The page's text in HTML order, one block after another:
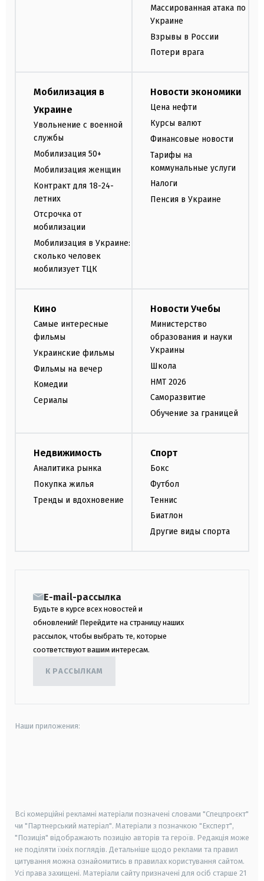
Массированная атака по
Украине
Взрывы в России
Потери врага
Мобилизация в
Украине
Увольнение с военной
службы
Мобилизация 50+
Мобилизация женщин
Контракт для 18-24-
летних
Отсрочка от
мобилизации
Мобилизация в Украине:
сколько человек
мобилизует ТЦК
Новости экономики
Цена нефти
Курсы валют
Финансовые новости
Тарифы на
коммунальные услуги
Налоги
Пенсия в Украине
Кино
Самые интересные
фильмы
Украинские фильмы
Фильмы на вечер
Комедии
Сериалы
Новости Учебы
Министерство
образования и науки
Украины
Школа
НМТ 2026
Саморазвитие
Обучение за границей
Недвижимость
Аналитика рынка
Покупка жилья
Тренды и вдохновение
Спорт
Бокс
Футбол
Теннис
Биатлон
Другие виды спорта
E-mail-рассылка
Будьте в курсе всех новостей и
обновлений! Перейдите на страницу наших
рассылок, чтобы выбрать те, которые
соответствуют вашим интересам.
К РАССЫЛКАМ
Наши приложения:
Всі комерційні рекламні матеріали позначені словами "Спецпроєкт"
чи "Партнерський матеріал". Матеріали з позначкою "Експерт",
"Позиція" відображають позицію авторів та героїв. Редакція може
не поділяти їхніх поглядів. Детальніше щодо реклами та правил
цитування можна ознайомитись в правилах користування сайтом.
Усі права захищені. Матеріали сайту призначені для осіб старше 21